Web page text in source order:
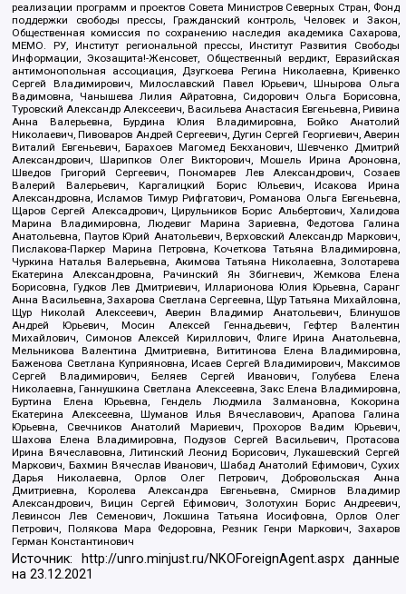
реализации программ и проектов Совета Министров Северных Стран, Фонд
поддержки свободы прессы, Гражданский контроль, Человек и Закон,
Общественная комиссия по сохранению наследия академика Сахарова,
МЕМО. РУ, Институт региональной прессы, Институт Развития Свободы
Информации, Экозащита!-Женсовет, Общественный вердикт, Евразийская
антимонопольная ассоциация, Дзугкоева Регина Николаевна, Кривенко
Сергей Владимирович, Милославский Павел Юрьевич, Шнырова Ольга
Вадимовна, Чанышева Лилия Айратовна, Сидорович Ольга Борисовна,
Туровский Александр Алексеевич, Васильева Анастасия Евгеньевна, Ривина
Анна Валерьевна, Бурдина Юлия Владимировна, Бойко Анатолий
Николаевич, Пивоваров Андрей Сергеевич, Дугин Сергей Георгиевич, Аверин
Виталий Евгеньевич, Барахоев Магомед Бекханович, Шевченко Дмитрий
Александрович, Шарипков Олег Викторович, Мошель Ирина Ароновна,
Шведов Григорий Сергеевич, Пономарев Лев Александрович, Созаев
Валерий Валерьевич, Каргалицкий Борис Юльевич, Исакова Ирина
Александровна, Исламов Тимур Рифгатович, Романова Ольга Евгеньевна,
Щаров Сергей Алексадрович, Цирульников Борис Альбертович, Халидова
Марина Владимировна, Людевиг Марина Зариевна, Федотова Галина
Анатольевна, Паутов Юрий Анатольевич, Верховский Александр Маркович,
Пислакова-Паркер Марина Петровна, Кочеткова Татьяна Владимировна,
Чуркина Наталья Валерьевна, Акимова Татьяна Николаевна, Золотарева
Екатерина Александровна, Рачинский Ян Збигневич, Жемкова Елена
Борисовна, Гудков Лев Дмитриевич, Илларионова Юлия Юрьевна, Саранг
Анна Васильевна, Захарова Светлана Сергеевна, Щур Татьяна Михайловна,
Щур Николай Алексеевич, Аверин Владимир Анатольевич, Блинушов
Андрей Юрьевич, Мосин Алексей Геннадьевич, Гефтер Валентин
Михайлович, Симонов Алексей Кириллович, Флиге Ирина Анатольевна,
Мельникова Валентина Дмитриевна, Вититинова Елена Владимировна,
Баженова Светлана Куприяновна, Исаев Сергей Владимирович, Максимов
Сергей Владимирович, Беляев Сергей Иванович, Голубева Елена
Николаевна, Ганнушкина Светлана Алексеевна, Закс Елена Владимировна,
Буртина Елена Юрьевна, Гендель Людмила Залмановна, Кокорина
Екатерина Алексеевна, Шуманов Илья Вячеславович, Арапова Галина
Юрьевна, Свечников Анатолий Мариевич, Прохоров Вадим Юрьевич,
Шахова Елена Владимировна, Подузов Сергей Васильевич, Протасова
Ирина Вячеславовна, Литинский Леонид Борисович, Лукашевский Сергей
Маркович, Бахмин Вячеслав Иванович, Шабад Анатолий Ефимович, Сухих
Дарья Николаевна, Орлов Олег Петрович, Добровольская Анна
Дмитриевна, Королева Александра Евгеньевна, Смирнов Владимир
Александрович, Вицин Сергей Ефимович, Золотухин Борис Андреевич,
Левинсон Лев Семенович, Локшина Татьяна Иосифовна, Орлов Олег
Петрович, Полякова Мара Федоровна, Резник Генри Маркович, Захаров
Герман Константинович
Источник: http://unro.minjust.ru/NKOForeignAgent.aspxданные
на23.12.2021